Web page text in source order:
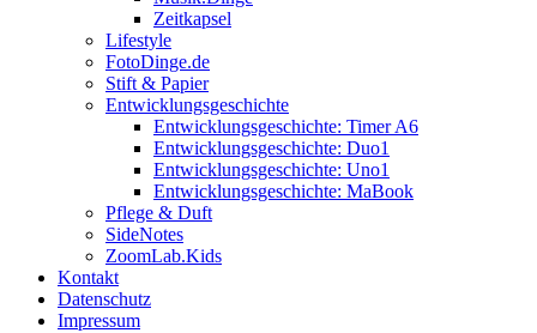
Zeitkapsel
Lifestyle
FotoDinge.de
Stift & Papier
Entwicklungsgeschichte
Entwicklungsgeschichte: Timer A6
Entwicklungsgeschichte: Duo1
Entwicklungsgeschichte: Uno1
Entwicklungsgeschichte: MaBook
Pflege & Duft
SideNotes
ZoomLab.Kids
Kontakt
Datenschutz
Impressum